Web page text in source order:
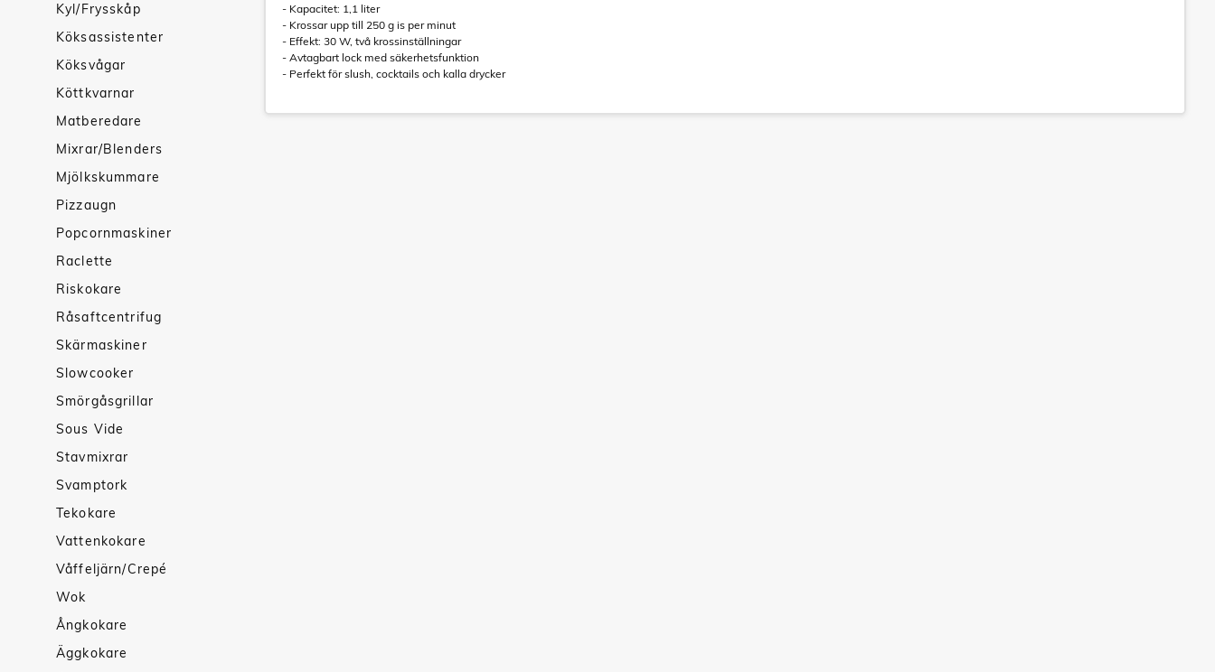
Kyl/Frysskåp
Köksassistenter
Köksvågar
Köttkvarnar
Matberedare
Mixrar/Blenders
Mjölkskummare
Pizzaugn
Popcornmaskiner
Raclette
Riskokare
Råsaftcentrifug
Skärmaskiner
Slowcooker
Smörgåsgrillar
Sous Vide
Stavmixrar
Svamptork
Tekokare
Vattenkokare
Våffeljärn/Crepé
Wok
Ångkokare
Äggkokare
- Kapacitet: 1,1 liter
- Krossar upp till 250 g is per minut
- Effekt: 30 W, två krossinställningar
- Avtagbart lock med säkerhetsfunktion
- Perfekt för slush, cocktails och kalla drycker